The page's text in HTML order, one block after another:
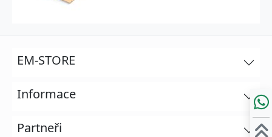
EM-STORE
Informace
Partneři